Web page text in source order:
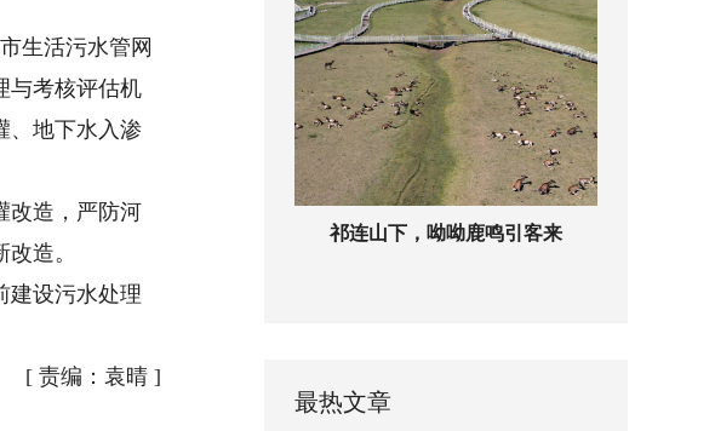
生活污水管网
与考核评估机
、地下水入渗
造，严防河
造。
设污水处理
[ 责编：袁晴]
祁连山下，呦呦鹿鸣引客来
最热文章